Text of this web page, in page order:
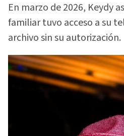
En marzo de 2026, Keydy
familiar tuvo acceso a su
archivo sin su autorización.